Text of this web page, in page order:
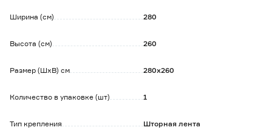
- не отбеливать;
- гладить при температуре не более 150°С.
Ширина (см) 280
Высота (см) 260
Размер (ШxВ) см 280х260
Количество в упаковке (шт) 1
Тип крепления Шторная лента